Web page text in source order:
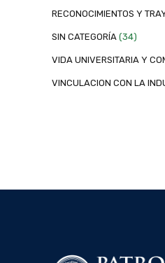
RECONOCIMIENTOS Y
SIN CATEGORÍA (34)
VIDA UNIVERSITARIA Y
VINCULACION CON LA